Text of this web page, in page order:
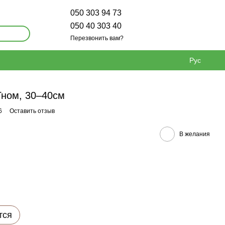
050 303 94 73
050 40 303 40
Перезвонить вам?
Рус
30–40см
Оставить отзыв
В желания